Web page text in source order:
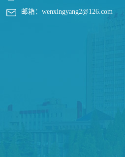
邮箱： wenxingyang2@126.com